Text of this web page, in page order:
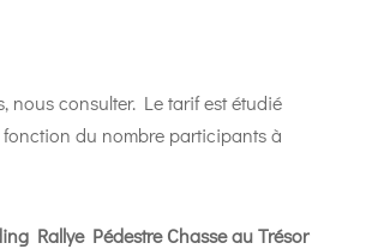
nous consulter. Le tarif est étudié
fonction du nombre participants à
Rallye Pédestre Chasse au Trésor